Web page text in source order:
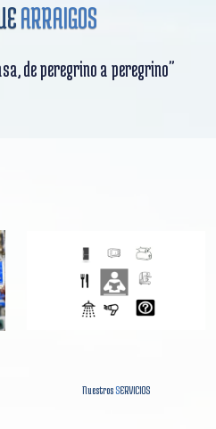
ARRAIGOS
de peregrino a peregrino"
NuestrosSERVICIOS